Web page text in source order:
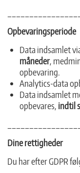
Opbevaringsperiode
Data indsamlet
måneder,
opbevaring.
Analytics-data
Data indsamlet
opbevares, indtil
Dine rettigheder
Du har efter GDPR